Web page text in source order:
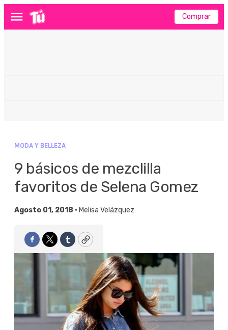
Menú Comprar
MODA Y BELLEZA
9 básicos de mezclilla
favoritos de Selena Gomez
Agosto 01, 2018 • Melisa Velázquez
Facebook
TwitterTumblrCopy